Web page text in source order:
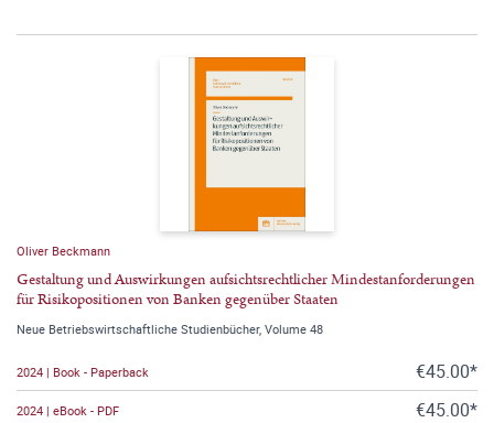
Oliver Beckmann
Gestaltung und Auswirkungen aufsichtsrechtlicher Mindestanforderungen
für Risikopositionen von Banken gegenüber Staaten
Neue Betriebswirtschaftliche Studienbücher, Volume 48
2024 | Book - Paperback €45.00*
2024 | eBook - PDF €45.00*